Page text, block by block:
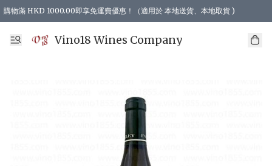
購物滿 HKD 1000.00即享免運費優惠！（適用於 本地送貨、本地取貨 )
Vino18 Wines Company